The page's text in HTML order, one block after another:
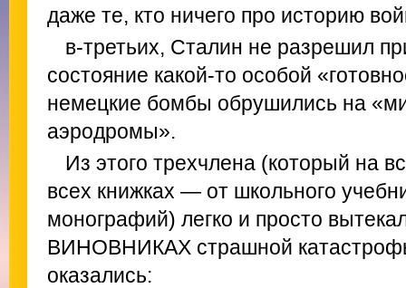
даже те, кто ничего про историю
в-третьих, Сталин не разрешил
состояние какой-то особой
немецкие бомбы обрушились на
аэродромы».
Из этого трехчлена (который на
всех книжках — от школьного
монографий) легко и просто
ВИНОВНИКАХ страшной
оказались: